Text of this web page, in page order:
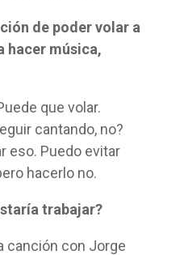
de poder volar a
hacer música,
que volar.
cantando, no?
eso. Puedo evitar
hacerlo no.
trabajar?
canción con Jorge